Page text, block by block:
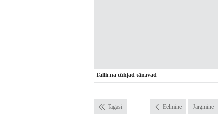
Tallinna tühjad tänavad
Tagasi Eelmine Järgmine